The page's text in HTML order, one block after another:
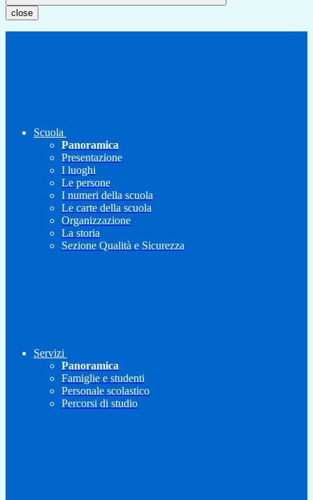
close
Scuola
Panoramica
Presentazione
I luoghi
Le persone
I numeri della scuola
Le carte della scuola
Organizzazione
La storia
Sezione Qualità e Sicurezza
Servizi
Panoramica
Famiglie e studenti
Personale scolastico
Percorsi di studio